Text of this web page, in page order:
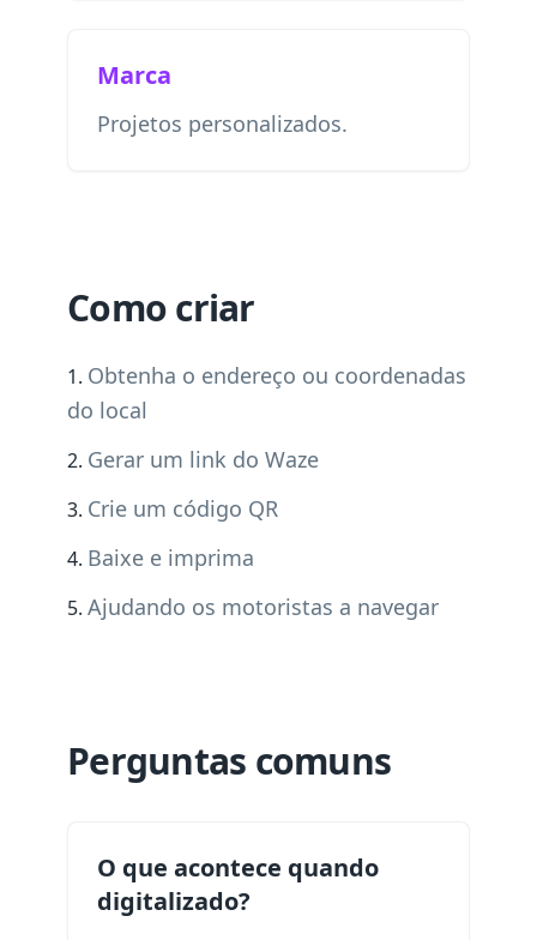
Marca
Projetos personalizados.
Como criar
Obtenha o endereço ou coordenadas
do local
Gerar um link do Waze
Crie um código QR
Baixe e imprima
Ajudando os motoristas a navegar
Perguntas comuns
O que acontece quando
digitalizado?